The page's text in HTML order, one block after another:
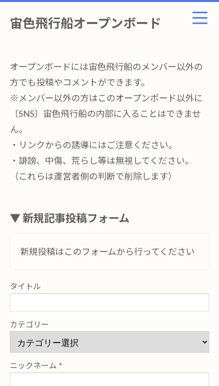
宙色飛行船オープンボード
オープンボードには宙色飛行船のメンバー以外の
方でも投稿やコメントができます。
※メンバー以外の方はこのオープンボード以外に
〔SNS〕宙色飛行船の内部に入ることはできませ
ん。
・リンクからの誘導にはご注意ください。
・誹謗、中傷、荒らし等は無視してください。
（これらは運営者側の判断で削除します）
▼ 新規記事投稿フォーム
新規投稿はこのフォームから行ってください
タイトル
カテゴリー
ニックネーム